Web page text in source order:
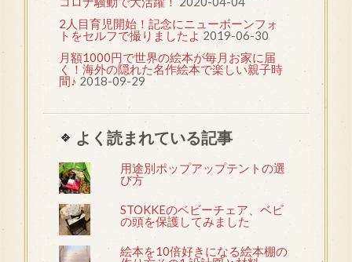
2人目育児開始！記念にニューボーンフォ
トをセルフで撮りましたよ 2019-06-30
月額1000円で世界の絵本が毎月お家に届
く！海外の隠れた名作絵本で楽しい親子時
間♪ 2018-09-29
よく読まれている記事
用途別ポップアップテントの選
び方
STOKKEのベビーチェア、ベビ
の頭を保護してみました
絵本を10倍好きになる絵本棚の